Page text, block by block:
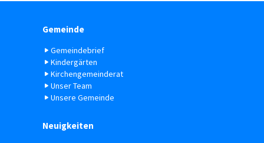
Gemeinde
Gemeindebrief
Kindergärten
Kirchengemeinderat
Unser Team
Unsere Gemeinde
Neuigkeiten